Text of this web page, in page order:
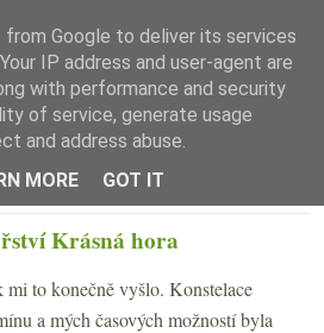
☰ Menu
Krásná hora
mi to konečně vyšlo. Konstelace
a mých časových možností byla
Google to deliver its services
IP address and user-agent are
with performance and security
of service, generate usage
and address abuse.
MORE
GOT IT